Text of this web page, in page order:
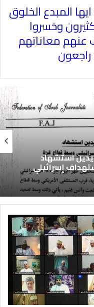
المبدع الخلوق
وخسروا
عنهم معاناتهم
راجعون
يدين استشهاد
إسرائيلي